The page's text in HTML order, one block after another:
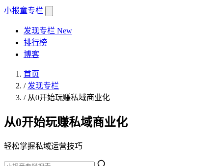
小报童专栏
发现专栏 New
排行榜
博客
首页
/ 发现专栏
/ 从0开始玩赚私域商业化
从0开始玩赚私域商业化
轻松掌握私域运营技巧